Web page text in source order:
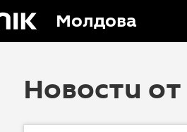
Молдова
Новости